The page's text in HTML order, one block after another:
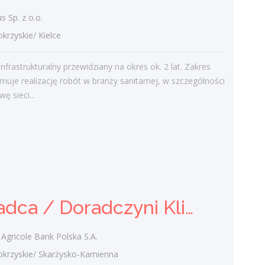
admin -Obcokrajowcy w
niepełnosprawnych w świętokrzyskim
admin
Sp. z o.o.
Kielce
przewidziany na okres ok. 2 lat. Zakres
realizację robót w branży sanitarnej, w szczególności
sieci...
Doradca / Doradczyni Klienta
Bank Polska S.A.
Skarżysko-Kamienna